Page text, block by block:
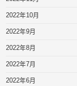
2022年10月
2022年9月
2022年8月
2022年7月
2022年6月